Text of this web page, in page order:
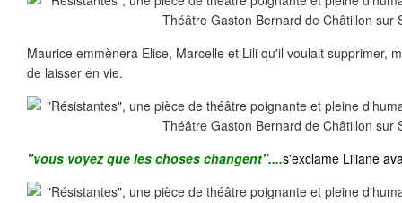
Maurice emmènera Elise, Marcelle et Lili qu'il voulait supprimer,
de laisser en vie.
"vous voyez que les choses changent"....s'exclame Liliane